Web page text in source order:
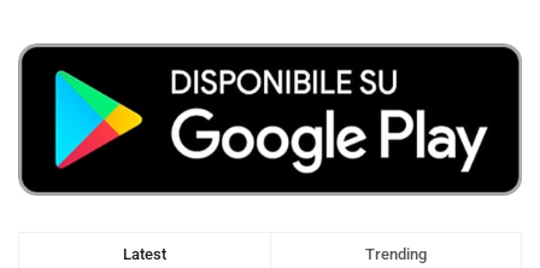
Latest Trending